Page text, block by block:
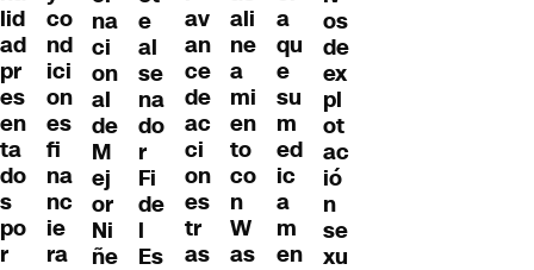
lid
ad
pr
es
en
ta
do
s
po
r
co
nd
ici
on
es
fi
na
nc
ie
ra
na
ci
on
al
de
M
ej
or
Ni
ñe
e
al
se
na
do
r
Fi
de
l
Es
av
an
ce
de
ac
ci
on
es
tr
as
ali
ne
a
mi
en
to
co
n
W
as
a
qu
e
su
m
ed
ic
a
m
en
os
de
ex
pl
ot
ac
ió
n
se
xu